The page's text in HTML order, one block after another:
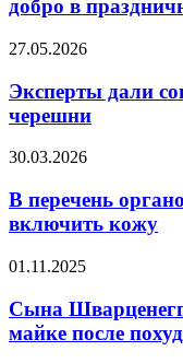
делать
в
дни
добро в
Эксперты
советы
по
выбору
черешни
27.05.2026
Эксперты дали
черешни
В
органов
для
трансплантации
включить
30.03.2026
В перечень
включить кожу
Сына
сняли
в
облегающей
01.11.2025
Сына
майке после